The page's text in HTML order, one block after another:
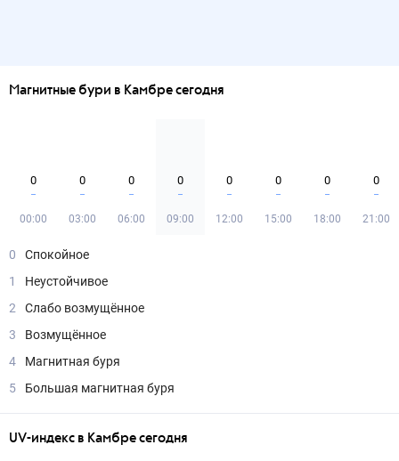
Магнитные бури в Камбре сегодня
0
00:00
0
03:00
0
06:00
0
09:00
0
12:00
0
15:00
0
18:00
0
21:00
0
Спокойное
1
Неустойчивое
2
Слабо возмущённое
3
Возмущённое
4
Магнитная буря
5
Большая магнитная буря
UV-индекс в Камбре сегодня